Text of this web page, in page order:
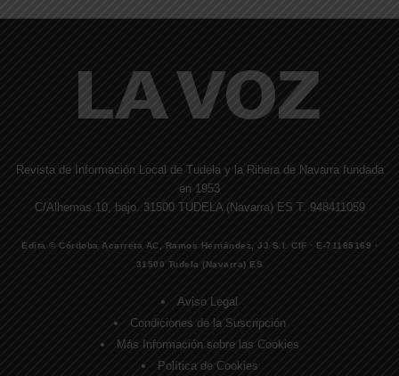
Revista de Información Local de Tudela y la Ribera de Navarra fundada
en 1953
C/Alhemas 10, bajo. 31500 TUDELA (Navarra) ES T. 948411059
Edita © Córdoba Acarreta AC, Ramos Hernández, JJ S.I. CIF · E-71185169 ·
31500 Tudela (Navarra) ES
Aviso Legal
Condiciones de la Suscripción
Más Información sobre las Cookies
Política de Cookies